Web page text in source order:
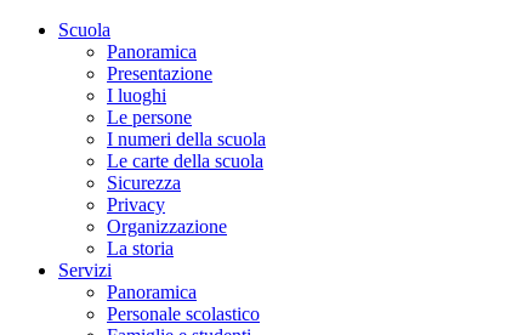
Scuola
Panoramica
Presentazione
I luoghi
Le persone
I numeri della scuola
Le carte della scuola
Sicurezza
Privacy
Organizzazione
La storia
Servizi
Panoramica
Personale scolastico